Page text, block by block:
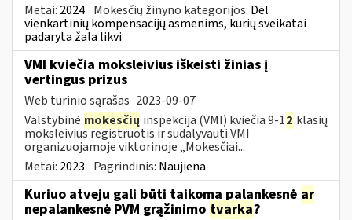
Metai: 2024 Mokesčių žinyno kategorijos: Dėl
vienkartinių kompensacijų asmenims, kurių sveikatai
padaryta žala likvi
VMI kviečia moksleivius iškeisti žinias į
vertingus prizus
Web turinio sąrašas 2023-09-07
Valstybinė mokesčių inspekcija (VMI) kviečia 9-12 klasių
moksleivius registruotis ir sudalyvauti VMI
organizuojamoje viktorinoje „Mokesčiai...
Metai: 2023 Pagrindinis: Naujiena
Kuriuo atveju gali būti taikoma palankesnė ar
nepalankesnė PVM grąžinimo tvarka?